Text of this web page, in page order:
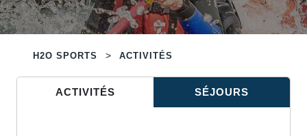
H2O SPORTS > ACTIVITÉS
ACTIVITÉS SÉJOURS